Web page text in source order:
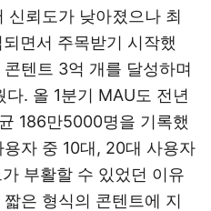
신뢰도가 낮아졌으나 최
면서 주목받기 시작했
텐트 3억 개를 달성하며
. 올 1분기 MAU도 전년
186만5000명을 기록했
자 중 10대, 20대 사용자
부활할 수 있었던 이유
은 형식의 콘텐트에 지